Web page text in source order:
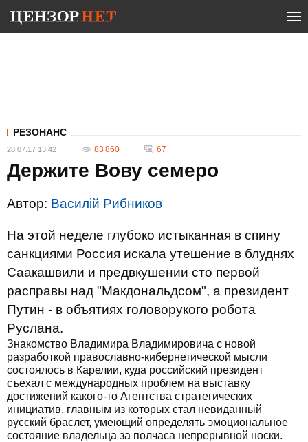
РЕЗОНАНС
28.07.17 13:42 83 860 67
Держите Вову семеро
Автор: Василій Рибников
На этой неделе глубоко истыканная в спину
санкциями Россия искала утешение в блуднях
Саакашвили и предвкушении сто первой
расправы над "Макдональдсом", а президент
Путин - в объятиях головорукого робота
Руслана.
Знакомство Владимира Владимировича с новой
разработкой православно-кибернетической мысли
состоялось в Карелии, куда российский президент
съехал с международных проблем на выставку
достижений какого-то Агентства стратегических
инициатив, главным из которых стал невиданный
русский браслет, умеющий определять эмоциональное
состояние владельца за полчаса непрерывной носки.